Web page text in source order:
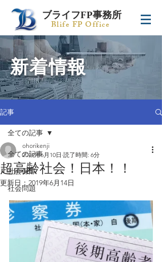
ブライフFP事務所
Blife FP Office
新着情報
記事
全ての記事
社会保障
社会問題
全ての記事
超高齢社会！日本！！
ohorikenji
2019年6月10日 読了時間: 6分
更新日：2019年6月14日